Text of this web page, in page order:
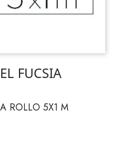
FUCSIA
ROLLO 5X1 M